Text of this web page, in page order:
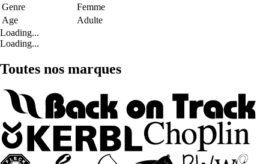
Genre
Femme
Age
Adulte
Loading...
Loading...
Toutes nos marques